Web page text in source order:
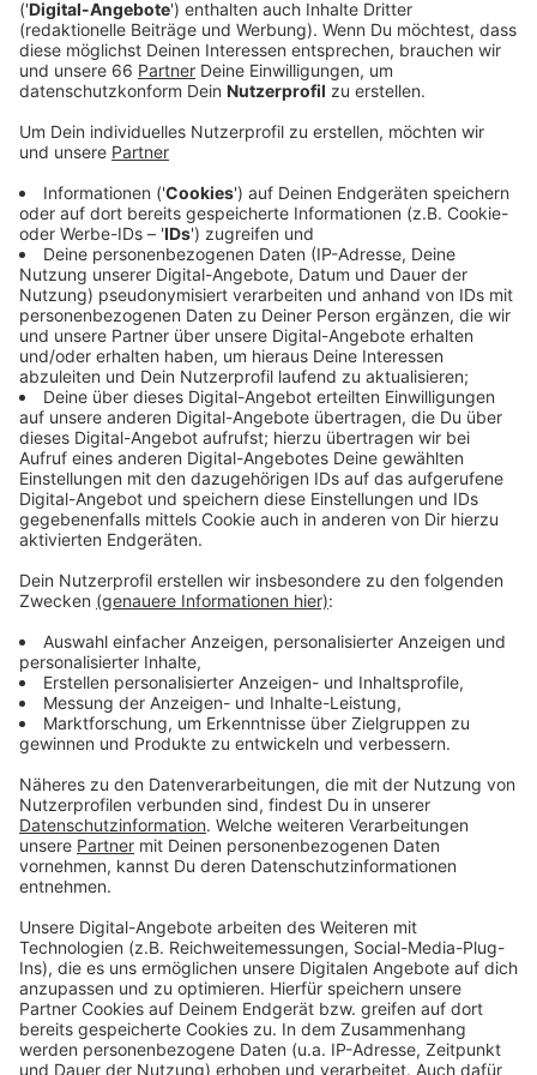
wegen Corona keine Einschränkungen mehr.
Veröffentlicht:Mittwoch, 27.10.2021 05:21
Trotzdem sei die Wirtschaft noch nicht wieder auf
dem Niveau wie vor Corona. Auch für das nächste Jahr
ist man zwar optimistisch, aber nicht euphorisch,
betont Berghausen. Die steigenden Energiepreise,
fehlende Ressourcen und vor allem fehlende
Fachkräfte seien in Zukunft ein großes Problem. In
Deutschland müsse vielmehr ausgebildet werden. Das
allein reiche aber nicht. Fachkräfte aus anderen
Ländern müssten nach Deutschland kommen, sagt
Berghausen weiter.
Anzeige
Weitere Infos und Links zum Thema:
Anzeige
Aktueller Konjunkturbericht der IHK
Düsseldorfer Unternehmen wollen digitaler werden
Unternehmen sollen wieder Praktika anbieten